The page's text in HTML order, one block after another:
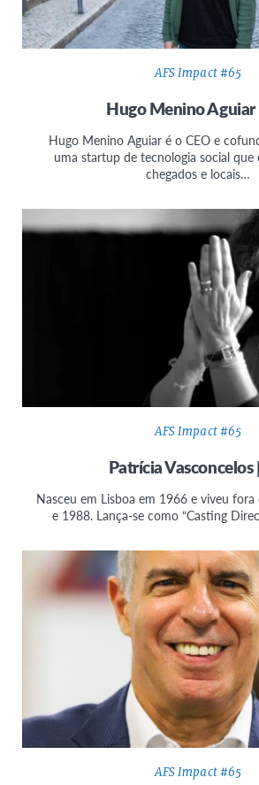
AFS Impact #65
Hugo Menino Aguiar
Hugo Menino Aguiar é o CEO e
uma startup de tecnologia social
chegados e locais…
AFS Impact #65
Patrícia Vasconcelos
Nasceu em Lisboa em 1966 e viveu
e 1988. Lança-se como “Casting
AFS Impact #65